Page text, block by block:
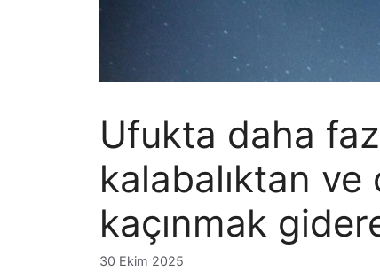
Ufukta daha
kalabalıktan ve
kaçınmak
30 Ekim 2025